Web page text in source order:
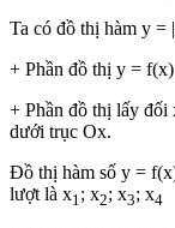
Ta có đồ thị hàm y =
+ Phần đồ thị y =
+ Phần đồ thị lấy đối
dưới trục Ox.
Đồ thị hàm số y =
lượt là x1; x2; x3; x4